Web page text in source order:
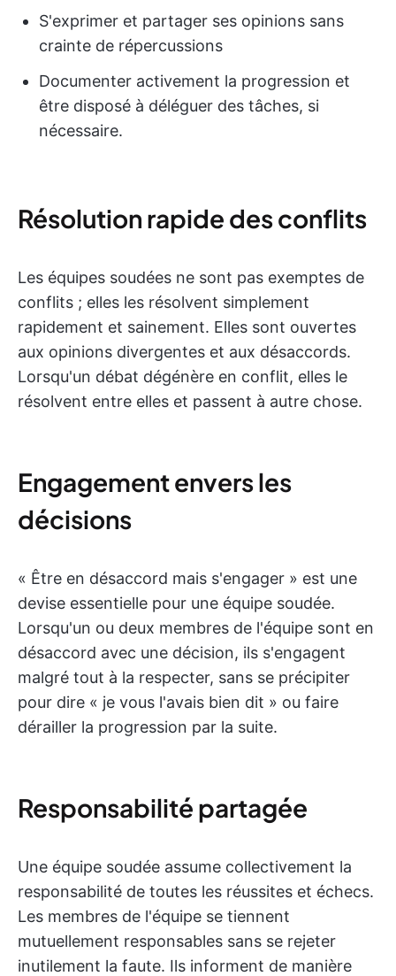
S'exprimer et partager ses opinions sans
crainte de répercussions
Documenter activement la progression et
être disposé à déléguer des tâches, si
nécessaire.
Résolution rapide des conflits
Les équipes soudées ne sont pas exemptes de
conflits ; elles les résolvent simplement
rapidement et sainement. Elles sont ouvertes
aux opinions divergentes et aux désaccords.
Lorsqu'un débat dégénère en conflit, elles le
résolvent entre elles et passent à autre chose.
Engagement envers les
décisions
« Être en désaccord mais s'engager » est une
devise essentielle pour une équipe soudée.
Lorsqu'un ou deux membres de l'équipe sont en
désaccord avec une décision, ils s'engagent
malgré tout à la respecter, sans se précipiter
pour dire « je vous l'avais bien dit » ou faire
dérailler la progression par la suite.
Responsabilité partagée
Une équipe soudée assume collectivement la
responsabilité de toutes les réussites et échecs.
Les membres de l'équipe se tiennent
mutuellement responsables sans se rejeter
inutilement la faute. Ils informent de manière